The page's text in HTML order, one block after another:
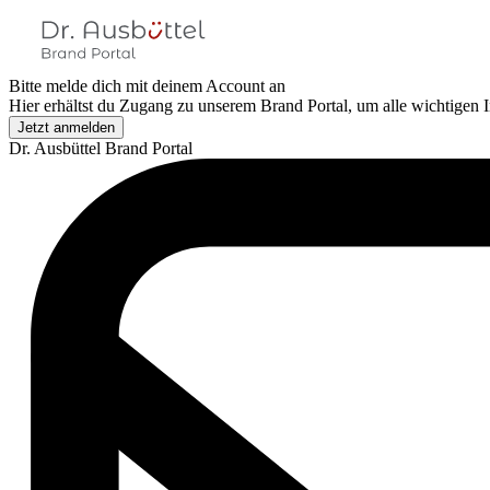
Bitte melde dich mit deinem Account an
Hier erhältst du Zugang zu unserem Brand Portal, um alle
Jetzt anmelden
Dr. Ausbüttel Brand Portal